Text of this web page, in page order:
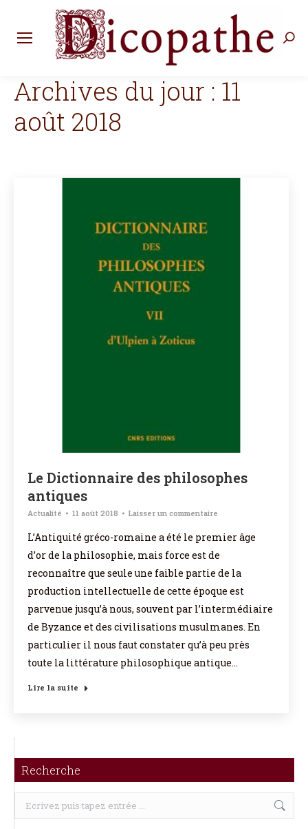
Archives du jour : 11
août 2018
Le Dictionnaire des philosophes
antiques
Actualité 11 août 2018 Laisser un commentaire
L’Antiquité gréco-romaine a été le premier âge
d’or de la philosophie, mais force est de
reconnaître que seule une faible partie de la
production intellectuelle de cette époque est
parvenue jusqu’à nous, souvent par l’intermédiaire
de Byzance et des civilisations musulmanes. En
particulier il nous faut constater qu’à peu près
toute la littérature philosophique antique…
Lire la suite
Recherche
Recherche